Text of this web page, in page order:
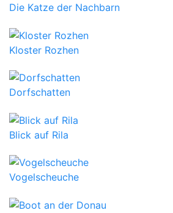
Die Katze der Nachbarn
Kloster Rozhen
Dorfschatten
Blick auf Rila
Vogelscheuche